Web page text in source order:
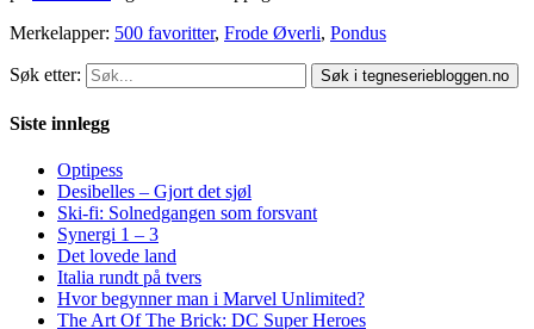
Merkelapper: 500 favoritter, Frode Øverli, Pondus
Søk etter:
Siste innlegg
Optipess
Desibelles – Gjort det sjøl
Ski-fi: Solnedgangen som forsvant
Synergi 1 – 3
Det lovede land
Italia rundt på tvers
Hvor begynner man i Marvel Unlimited?
The Art Of The Brick: DC Super Heroes